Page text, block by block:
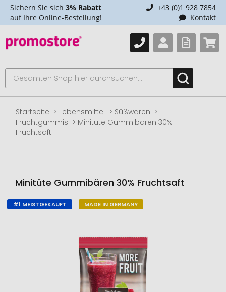
Sichern Sie sich 3% Rabatt
auf Ihre Online-Bestellung!
+43 (0)1 928 7854
Kontakt
Startseite Lebensmittel
Süßwaren
Fruchtgummis
Minitüte Gummibären 30%
Fruchtsaft
Minitüte Gummibären 30% Fruchtsaft
Zum
#1 MEISTGEKAUFT MADE IN GERMANY